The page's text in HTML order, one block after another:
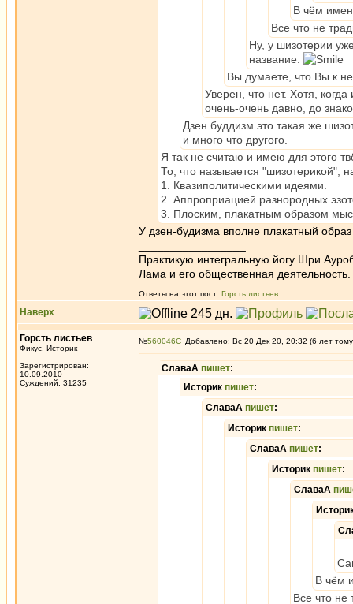
В чём
Все что не
Ну, у шизотерии
название.
Вы думаете, что Вы к
Уверен, что нет. Хотя,
очень-очень давно, до
Дзен буддизм это такая же
и много что другого.
Я так не считаю и имею для этого
То, что называется "шизотерикой",
1. Квазиполитическими идеями.
2. Аппроприацией разнородных
3. Плоским, плакатным образом
У дзен-будизма вполне плакатный
Практикую интегральную йогу Шри
Лама и его общественная деятельность.
Ответы на этот пост: Горсть листьев
Наверх
Горсть листьев
Фикус, Историк
Зарегистрирован:
10.09.2010
Суждений: 31235
№560046 Добавлено: Вс 20 Дек 20, 20:32 (6 лет
СлаваА пишет:
Историк пишет:
СлаваА пишет:
Историк пишет:
СлаваА пишет:
Историк пишет:
СлаваА
В чём
Все что не